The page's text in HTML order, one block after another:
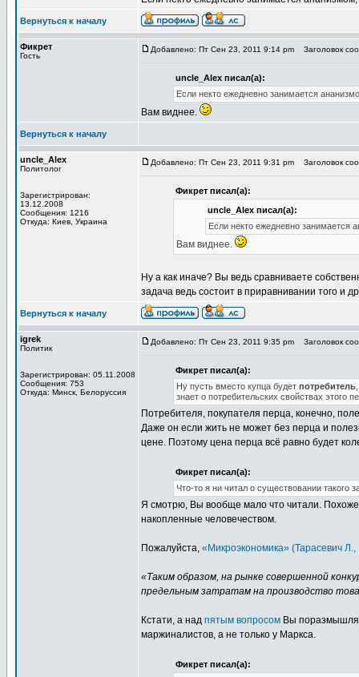
Вернуться к началу
Фикрет
Гость
Добавлено: Пт Сен 23, 2011 9:14 pm Заголовок
uncle_Alex писал(а):
Если некто ежедневно занимается
Вам виднее.
Вернуться к началу
uncle_Alex
Политолог
Зарегистрирован:
13.12.2008
Сообщения: 1216
Откуда: Киев, Украина
Добавлено: Пт Сен 23, 2011 9:31 pm Заголовок
Фикрет писал(а):
uncle_Alex писал(а):
Если некто ежедневно занимается
Вам виднее.
Ну а как иначе? Вы ведь сравниваете
задача ведь состоит в приравнивании того и
Вернуться к началу
igrek
Политик
Зарегистрирован: 05.11.2008
Сообщения: 753
Откуда: Минск, Белоруссия
Добавлено: Пт Сен 23, 2011 9:35 pm Заголовок
Фикрет писал(а):
Ну пусть вместо купца будет потребитель
знает о потребительских свойствах этого
Потребителя, покупателя перца, конечно,
Даже он если жить не может без перца и
цене. Поэтому цена перца всё равно будет
Фикрет писал(а):
Что-то я ни читал о существовании такого
Я смотрю, Вы вообще мало что читали.
накопленные человечеством.
Пожалуйста, «Микроэкономика» (Тарасевич
«Таким образом, на рынке совершенной
предельным затратам на производство
Кстати, а над пятым вопросом Вы
маржиналистов, а не только у Маркса.
Фикрет писал(а):